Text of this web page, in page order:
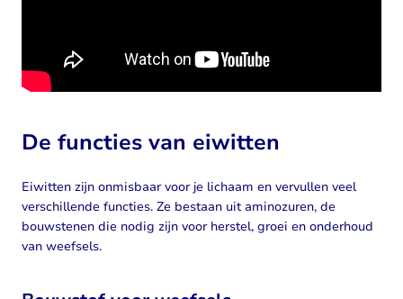
De functies van eiwitten
Eiwitten zijn onmisbaar voor je lichaam en vervullen veel
verschillende functies. Ze bestaan uit aminozuren, de
bouwstenen die nodig zijn voor herstel, groei en onderhoud
van weefsels.